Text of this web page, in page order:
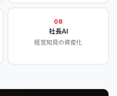
08
社長AI
経営知見の資産化